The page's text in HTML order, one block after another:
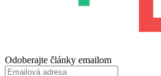
Odoberajte články emailom